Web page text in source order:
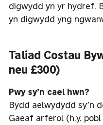
digwydd yn yr hydref.
yn digwydd yng
Taliad Costau
neu £300)
Pwy sy’n cael hwn?
Bydd aelwydydd sy’n
Gaeaf arferol (h.y.